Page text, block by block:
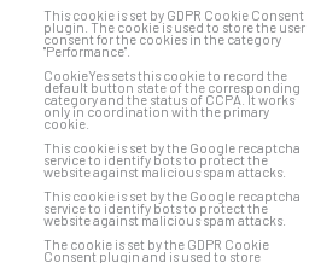
This cookie is set by GDPR Cookie Consent
plugin. The cookie is used to store the user
consent for the cookies in the category
"Performance".
CookieYes sets this cookie to record the
default button state of the corresponding
category and the status of CCPA. It works
only in coordination with the primary
cookie.
This cookie is set by the Google recaptcha
service to identify bots to protect the
website against malicious spam attacks.
This cookie is set by the Google recaptcha
service to identify bots to protect the
website against malicious spam attacks.
The cookie is set by the GDPR Cookie
Consent plugin and is used to store